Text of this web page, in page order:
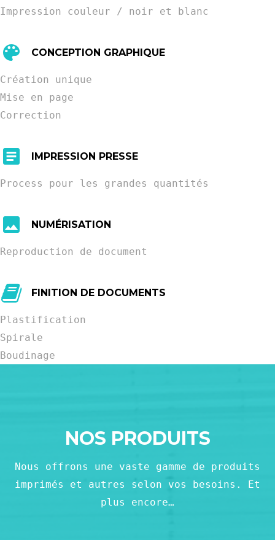
Impression couleur / noir et blanc
CONCEPTION GRAPHIQUE
Création unique
Mise en page
Correction
IMPRESSION PRESSE
Process pour les grandes quantités
NUMÉRISATION
Reproduction de document
FINITION DE DOCUMENTS
Plastification
Spirale
Boudinage
NOS PRODUITS
Nous offrons une vaste gamme de produits
imprimés et autres selon vos besoins. Et
plus encore…